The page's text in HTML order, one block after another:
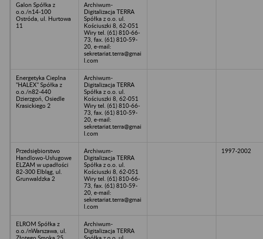
Galon Spółka z
o.o./n14-100
Ostróda, ul. Hurtowa
11
Archiwum-
Digitalizacja TERRA
Spółka z o.o. ul.
Kościuszki 8, 62-051
Wiry tel. (61) 810-66-
73, fax. (61) 810-59-
20, e-mail:
sekretariat.terra@gmai
l.com
Energetyka Cieplna
"HALEX" Spółka z
o.o./n82-440
Dzierzgoń, Osiedle
Krasickiego 2
Archiwum-
Digitalizacja TERRA
Spółka z o.o. ul.
Kościuszki 8, 62-051
Wiry tel. (61) 810-66-
73, fax. (61) 810-59-
20, e-mail:
sekretariat.terra@gmai
l.com
Przedsiębiorstwo
Handlowo-Usługowe
ELZAM w upadłości
82-300 Elbląg, ul.
Grunwaldzka 2
Archiwum-
Digitalizacja TERRA
Spółka z o.o. ul.
Kościuszki 8, 62-051
Wiry tel. (61) 810-66-
73, fax. (61) 810-59-
20, e-mail:
sekretariat.terra@gmai
l.com
1997-2002
ELROM Spółka z
o.o./nWarszawa, ul.
Archiwum-
Digitalizacja TERRA